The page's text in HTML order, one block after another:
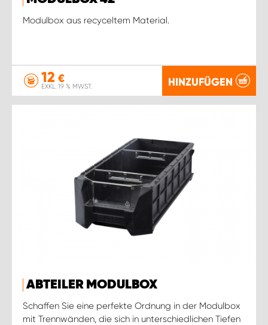
Modulbox aus recyceltem Material.
12 €
EXKL. 19 % MWST. HINZUFÜGEN
ABTEILER MODULBOX
Schaffen Sie eine perfekte Ordnung in der Modulbox
mit Trennwänden, die sich in unterschiedlichen Tiefen